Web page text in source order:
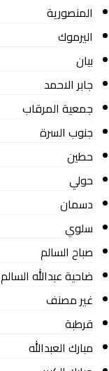
المنصورية
اليرموك
بيان
جابر الاحمد
جمعية المرقاب
جنوب السرة
حطين
حولي
دسمان
سلوي
صباح السالم
ضاحية عبدالله السالم
غير مصنف
قرطبة
مبارك العبدالله